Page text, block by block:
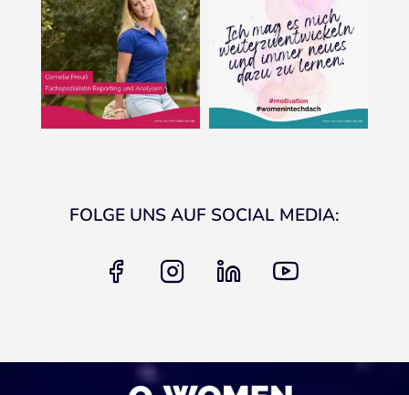
FOLGE UNS AUF SOCIAL MEDIA:
facebook instagram